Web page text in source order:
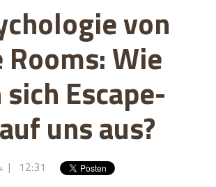
von
Rooms: Wie
Escape-
uns aus?
| 12:31